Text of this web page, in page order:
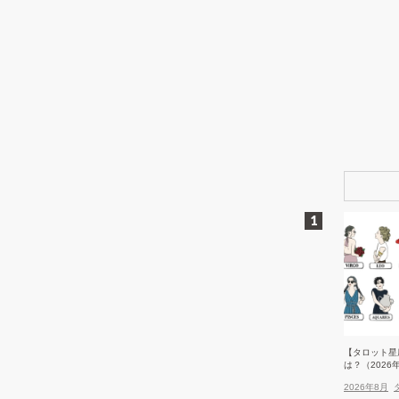
【タロット
は？（2026年
2026年8月